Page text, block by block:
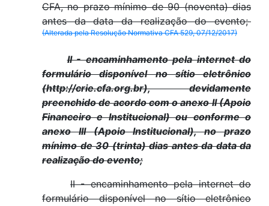
CFA, no prazo mínimo de 90 (noventa) dias
antes da data da realização do evento;
(Alterada pela Resolução Normativa CFA 529, 07/12/2017)
II - encaminhamento pela internet do
formulário disponível no sítio eletrônico
(http://crie.cfa.org.br), devidamente
preenchido de acordo com o anexo II (Apoio
Financeiro e Institucional) ou conforme o
anexo III (Apoio Institucional), no prazo
mínimo de 30 (trinta) dias antes da data da
realização do evento;
II - encaminhamento pela internet do
formulário disponível no sítio eletrônico